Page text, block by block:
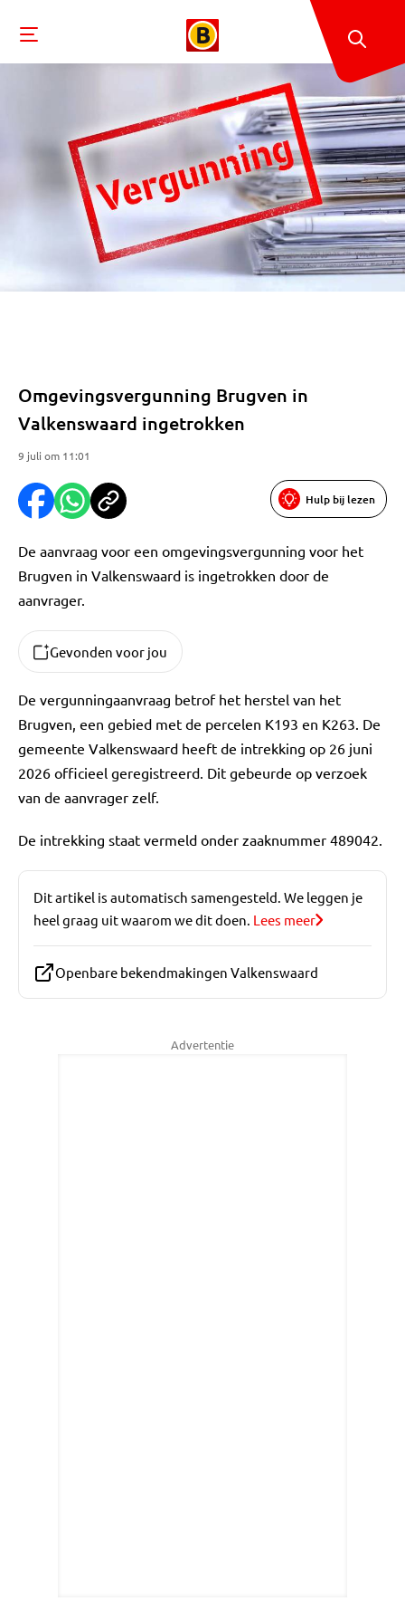
Omgevingsvergunning Brugven in
Valkenswaard ingetrokken
9 juli om 11:01
Hulp bij lezen
De aanvraag voor een omgevingsvergunning voor het
Brugven in Valkenswaard is ingetrokken door de
aanvrager.
Gevonden voor jou
De vergunningaanvraag betrof het herstel van het
Brugven, een gebied met de percelen K193 en K263. De
gemeente Valkenswaard heeft de intrekking op 26 juni
2026 officieel geregistreerd. Dit gebeurde op verzoek
van de aanvrager zelf.
De intrekking staat vermeld onder zaaknummer 489042.
Dit artikel is automatisch samengesteld. We leggen je
heel graag uit waarom we dit doen. Lees meer
Openbare bekendmakingen Valkenswaard
Advertentie